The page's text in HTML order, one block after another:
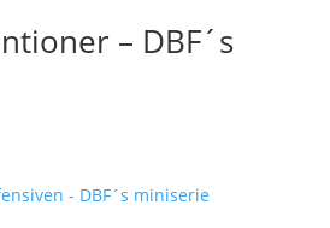
– DBF´s